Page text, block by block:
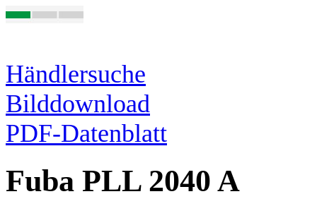
Händlersuche
Bilddownload
PDF-Datenblatt
Fuba PLL 2040 A